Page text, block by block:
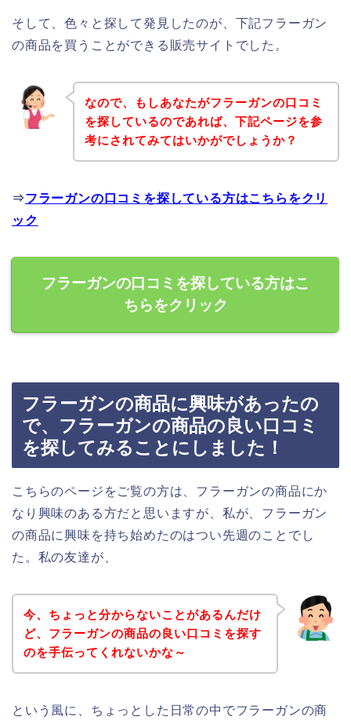
そして、色々と探して発見したのが、下記フラーガン
の商品を買うことができる販売サイトでした。
なので、もしあなたがフラーガンの口コミ
を探しているのであれば、下記ページを参
考にされてみてはいかがでしょうか？
⇒フラーガンの口コミを探している方はこちらをクリ
ック
フラーガンの口コミを探している方はこ
ちらをクリック
フラーガンの商品に興味があったの
で、フラーガンの商品の良い口コミ
を探してみることにしました！
こちらのページをご覧の方は、フラーガンの商品にか
なり興味のある方だと思いますが、私が、フラーガン
の商品に興味を持ち始めたのはつい先週のことでし
た。私の友達が、
今、ちょっと分からないことがあるんだけ
ど、フラーガンの商品の良い口コミを探す
のを手伝ってくれないかな～
という風に、ちょっとした日常の中でフラーガンの商